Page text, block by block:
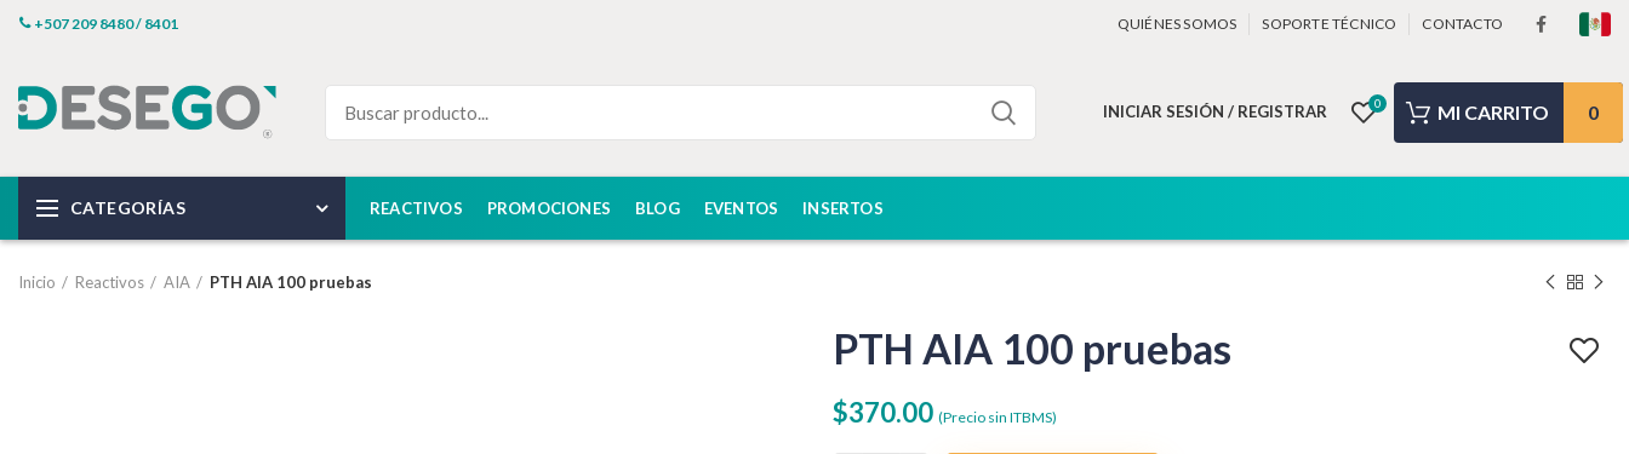
+507 209 8480 / 8401 QUIÉNES SOMOS SOPORTE TÉCNICO CONTACTO
INICIAR SESIÓN / REGISTRAR 0 0
CATEGORÍAS REACTIVOS PROMOCIONES BLOG EVENTOS INSERTOS
Inicio Reactivos AIA PTH AIA 100 pruebas
PTH AIA 100 pruebas
$370.00 (Precio sin ITBMS)